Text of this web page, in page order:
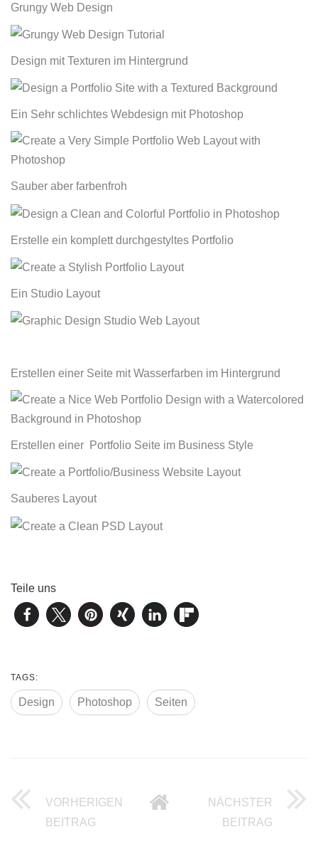
Grungy Web Design
Design mit Texturen im Hintergrund
Ein Sehr schlichtes Webdesign mit Photoshop
Sauber aber farbenfroh
Erstelle ein komplett durchgestyltes Portfolio
Ein Studio Layout
Erstellen einer Seite mit Wasserfarben im Hintergrund
Erstellen einer Portfolio Seite im Business Style
Sauberes Layout
Teile uns
TAGS:
Design Photoshop Seiten
VORHERIGEN
BEITRAG UND WIEDER WAS FÜR DEN DESKTOP
NÄCHSTER
BEITRAG